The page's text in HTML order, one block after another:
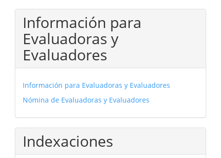
Información para
Evaluadoras y
Evaluadores
Información para Evaluadoras y Evaluadores
Nómina de Evaluadoras y Evaluadores
Indexaciones